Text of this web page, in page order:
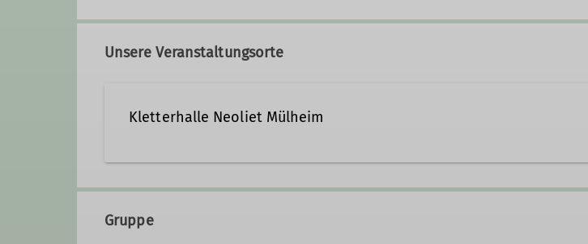
Unsere Veranstaltungsorte
Kletterhalle Neoliet Mülheim
Gruppe